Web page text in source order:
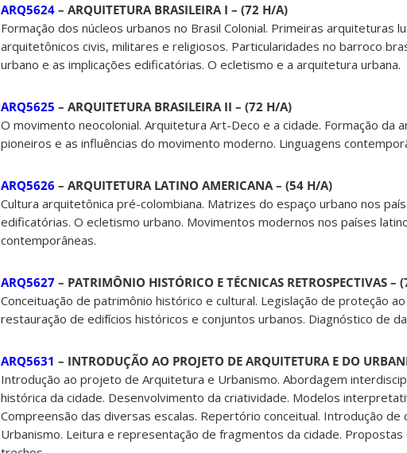
ARQ5624 – ARQUITETURA BRASILEIRA I – (72 H/A)
Formação dos núcleos urbanos no Brasil Colonial. Primeiras arquiteturas
arquitetônicos civis, militares e religiosos. Particularidades no barroco
urbano e as implicações edificatórias. O ecletismo e a arquitetura urbana.
ARQ5625 – ARQUITETURA BRASILEIRA II – (72 H/A)
O movimento neocolonial. Arquitetura Art-Deco e a cidade. Formação da
pioneiros e as influências do movimento moderno. Linguagens
ARQ5626 – ARQUITETURA LATINO AMERICANA – (54 H/A)
Cultura arquitetônica pré-colombiana. Matrizes do espaço urbano nos
edificatórias. O ecletismo urbano. Movimentos modernos nos países
contemporâneas.
ARQ5627 – PATRIMÔNIO HISTÓRICO E TÉCNICAS RETROSPECTIVAS –
Conceituação de patrimônio histórico e cultural. Legislação de proteção
restauração de edifícios históricos e conjuntos urbanos. Diagnóstico de
ARQ5631 – INTRODUÇÃO AO PROJETO DE ARQUITETURA E DO
Introdução ao projeto de Arquitetura e Urbanismo. Abordagem
histórica da cidade. Desenvolvimento da criatividade. Modelos
Compreensão das diversas escalas. Repertório conceitual. Introdução
Urbanismo. Leitura e representação de fragmentos da cidade.